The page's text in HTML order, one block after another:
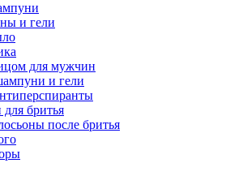
и гели
для мужчин
и гели
бритья
после бритья